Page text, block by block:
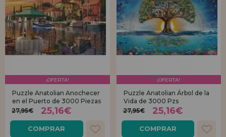
¡OFERTA!
Puzzle Anatolian Anochecer
en el Puerto de 3000 Piezas
27,95€
25,16€
COMPRAR
¡OFERTA!
Puzzle Anatolian Árbol de la
Vida de 3000 Pzs
27,95€
25,16€
COMPRAR